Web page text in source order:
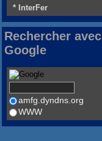
* InterFer
Rechercher avec
Google
amfg.dyndns.org
WWW